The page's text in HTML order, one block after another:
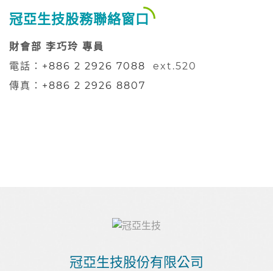
冠亞生技股務聯絡窗口
財會部 李巧玲 專員
電話： +886 2 2926 7088
ext.520
傳真： +886 2 2926 8807
冠亞生技股份有限公司